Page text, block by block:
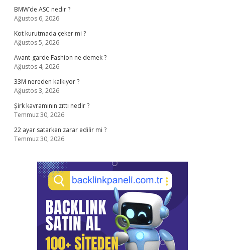
BMW’de ASC nedir ?
Ağustos 6, 2026
Kot kurutmada çeker mi ?
Ağustos 5, 2026
Avant-garde Fashion ne demek ?
Ağustos 4, 2026
33M nereden kalkıyor ?
Ağustos 3, 2026
Şirk kavramının zıttı nedir ?
Temmuz 30, 2026
22 ayar satarken zarar edilir mi ?
Temmuz 30, 2026